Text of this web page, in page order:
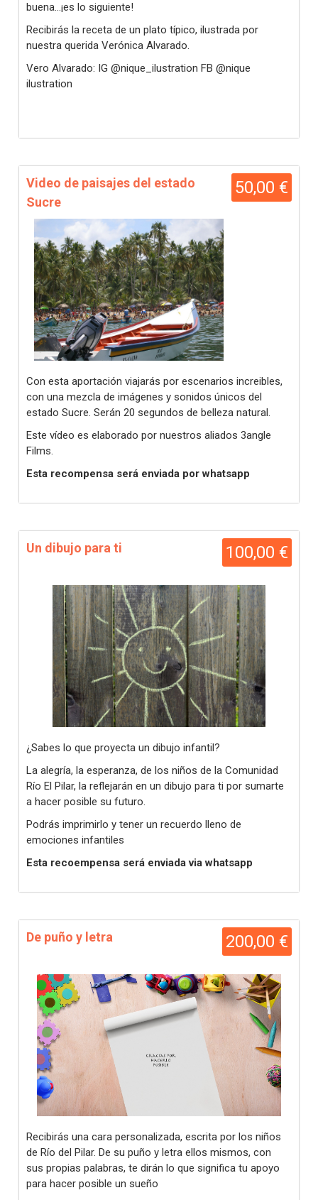
buena...¡es lo siguiente!
Recibirás la receta de un plato típico, ilustrada por
nuestra querida Verónica Alvarado.
Vero Alvarado: IG @nique_ilustration FB @nique
ilustration
50,00 €
Video de paisajes del estado
Sucre
Con esta aportación viajarás por escenarios increibles,
con una mezcla de imágenes y sonidos únicos del
estado Sucre. Serán 20 segundos de belleza natural.
Este vídeo es elaborado por nuestros aliados 3angle
Films.
Esta recompensa será enviada por whatsapp
100,00 €
Un dibujo para ti
¿Sabes lo que proyecta un dibujo infantil?
La alegría, la esperanza, de los niños de la Comunidad
Río El Pilar, la reflejarán en un dibujo para ti por sumarte
a hacer posible su futuro.
Podrás imprimirlo y tener un recuerdo lleno de
emociones infantiles
Esta recoempensa será enviada via whatsapp
200,00 €
De puño y letra
Recibirás una cara personalizada, escrita por los niños
de Río del Pilar. De su puño y letra ellos mismos, con
sus propias palabras, te dirán lo que significa tu apoyo
para hacer posible un sueño